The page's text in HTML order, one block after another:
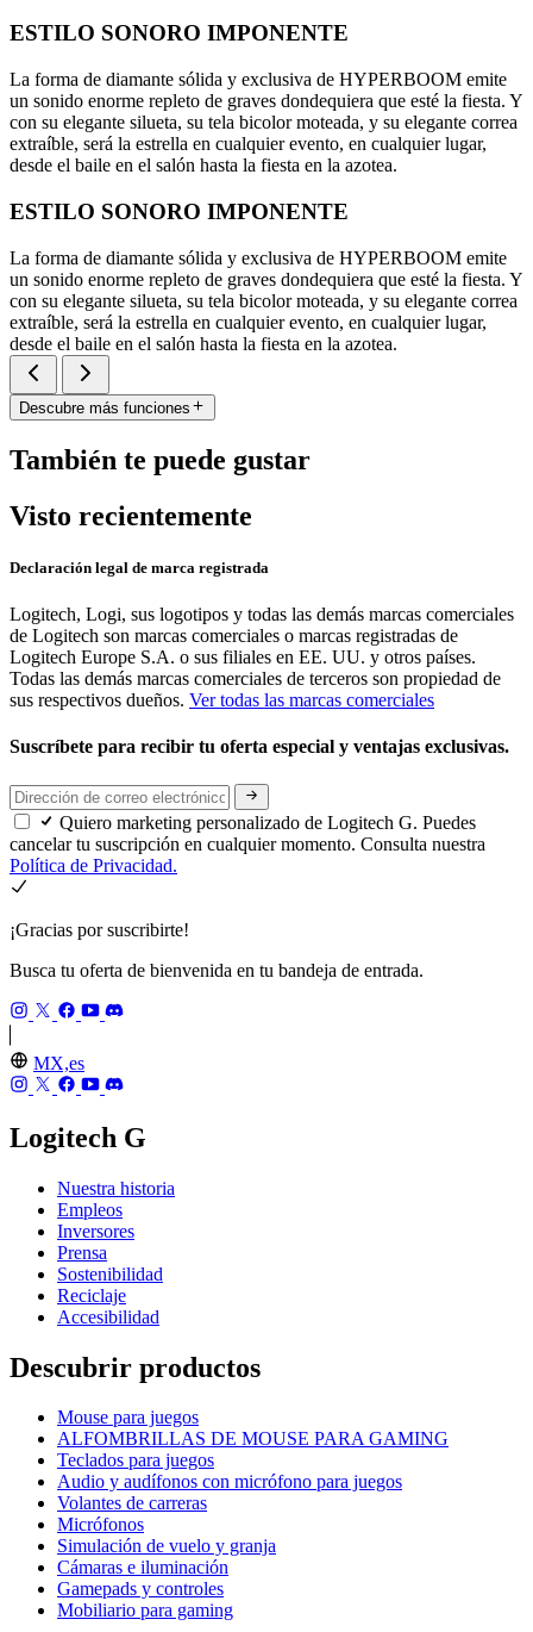
ESTILO SONORO IMPONENTE
La forma de diamante sólida y exclusiva de HYPERBOOM emite
un sonido enorme repleto de graves dondequiera que esté la fiesta. Y
con su elegante silueta, su tela bicolor moteada, y su elegante correa
extraíble, será la estrella en cualquier evento, en cualquier lugar,
desde el baile en el salón hasta la fiesta en la azotea.
ESTILO SONORO IMPONENTE
La forma de diamante sólida y exclusiva de HYPERBOOM emite
un sonido enorme repleto de graves dondequiera que esté la fiesta. Y
con su elegante silueta, su tela bicolor moteada, y su elegante correa
extraíble, será la estrella en cualquier evento, en cualquier lugar,
desde el baile en el salón hasta la fiesta en la azotea.
Descubre más funciones
También te puede gustar
Visto recientemente
Declaración legal de marca registrada
Logitech, Logi, sus logotipos y todas las demás marcas comerciales
de Logitech son marcas comerciales o marcas registradas de
Logitech Europe S.A. o sus filiales en EE. UU. y otros países.
Todas las demás marcas comerciales de terceros son propiedad de
sus respectivos dueños. Ver todas las marcas comerciales
Suscríbete para recibir tu oferta especial y ventajas exclusivas.
Quiero marketing personalizado de Logitech G. Puedes
cancelar tu suscripción en cualquier momento. Consulta nuestra
Política de Privacidad.
¡Gracias por suscribirte!
Busca tu oferta de bienvenida en tu bandeja de entrada.
MX,es
Logitech G
Nuestra historia
Empleos
Inversores
Prensa
Sostenibilidad
Reciclaje
Accesibilidad
Descubrir productos
Mouse para juegos
ALFOMBRILLAS DE MOUSE PARA GAMING
Teclados para juegos
Audio y audífonos con micrófono para juegos
Volantes de carreras
Micrófonos
Simulación de vuelo y granja
Cámaras e iluminación
Gamepads y controles
Mobiliario para gaming